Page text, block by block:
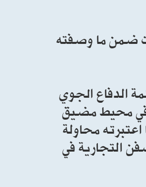
ضمن ما وصفته
الدفاع الجوي
في محيط مضيق
محاولة
التجارية في